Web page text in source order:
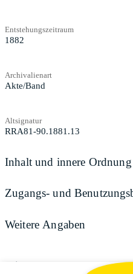
Entstehungszeitraum
1882
Archivalienart
Akte/Band
Altsignatur
RRA81-90.1881.13
Inhalt und innere Ordnung
Zugangs- und
Weitere Angaben
Teilen